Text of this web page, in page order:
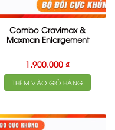
Combo Cravimax &
Maxman Enlargement
1.900.000 ₫
THÊM VÀO GIỎ HÀNG